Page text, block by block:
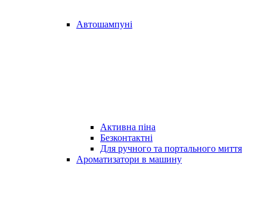
Автошампуні
Активна піна
Безконтактні
Для ручного та портального миття
Ароматизатори в машину